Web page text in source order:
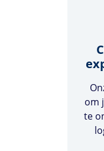
om
te